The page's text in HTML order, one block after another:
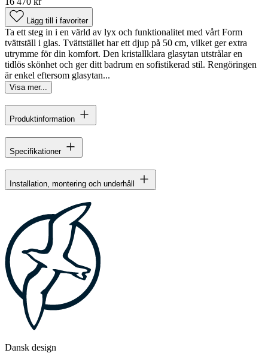
Lägg till i favoriter
Ta ett steg in i en värld av lyx och funktionalitet med vårt Form
tvättställ i glas. Tvättstället har ett djup på 50 cm, vilket ger extra
utrymme för din komfort. Den kristallklara glasytan utstrålar en
tidlös skönhet och ger ditt badrum en sofistikerad stil. Rengöringen
är enkel eftersom glasytan...
Visa mer...
Produktinformation
Specifikationer
Installation, montering och underhåll
Dansk design